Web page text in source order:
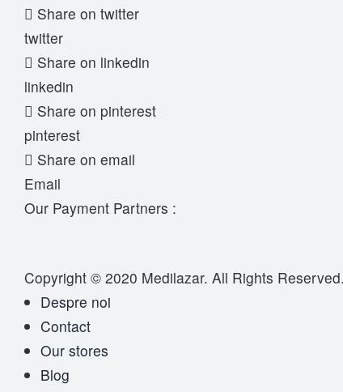
Share on twitter
twitter
Share on linkedin
linkedin
Share on pinterest
pinterest
Share on email
Email
Our Payment Partners :
Copyright © 2020 Medilazar. All Rights Reserved.
Despre noi
Contact
Our stores
Blog